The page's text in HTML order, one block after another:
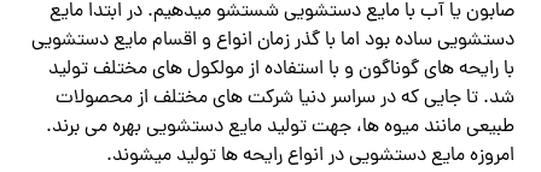
صابون یا آب با مایع دستشویی شستشو میدهیم. در ابتدا مایع
دستشویی ساده بود اما با گذر زمان انواع و اقسام مایع دستشویی
با رایحه های گوناگون و با استفاده از مولکول های مختلف تولید
شد. تا جایی که در سراسر دنیا شرکت های مختلف از محصولات
طبیعی مانند میوه ها، جهت تولید مایع دستشویی بهره می برند.
امروزه مایع دستشویی در انواع رایحه ها تولید میشوند.